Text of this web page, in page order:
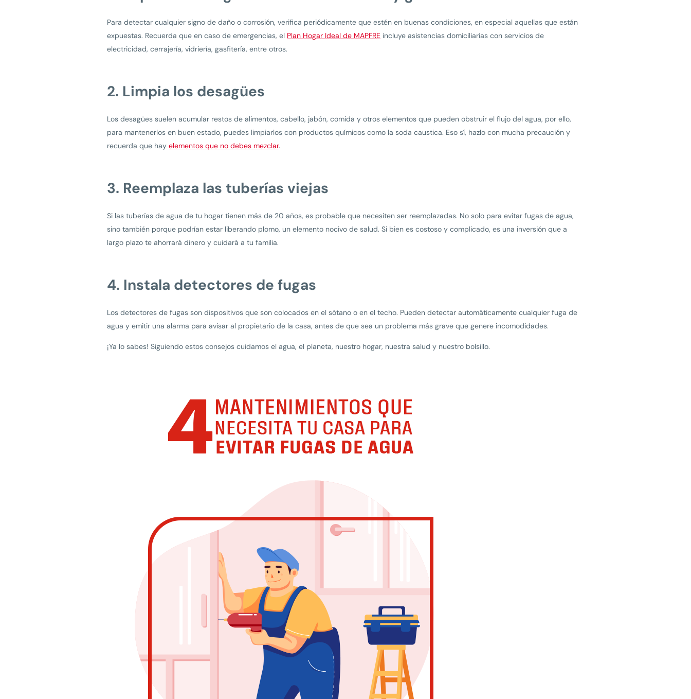
Para detectar cualquier signo de daño o corrosión, verifica periódicamente que estén en buenas condiciones, en especial aquellas que están
expuestas. Recuerda que en caso de emergencias, el Plan Hogar Ideal de MAPFRE incluye asistencias domiciliarias con servicios de
electricidad, cerrajería, vidriería, gasfitería, entre otros.
2. Limpia los desagües
Los desagües suelen acumular restos de alimentos, cabello, jabón, comida y otros elementos que pueden obstruir el flujo del agua, por ello,
para mantenerlos en buen estado, puedes limpiarlos con productos químicos como la soda caustica. Eso sí, hazlo con mucha precaución y
recuerda que hay elementos que no debes mezclar.
3. Reemplaza las tuberías viejas
Si las tuberías de agua de tu hogar tienen más de 20 años, es probable que necesiten ser reemplazadas. No solo para evitar fugas de agua,
sino también porque podrían estar liberando plomo, un elemento nocivo de salud. Si bien es costoso y complicado, es una inversión que a
largo plazo te ahorrará dinero y cuidará a tu familia.
4. Instala detectores de fugas
Los detectores de fugas son dispositivos que son colocados en el sótano o en el techo. Pueden detectar automáticamente cualquier fuga de
agua y emitir una alarma para avisar al propietario de la casa, antes de que sea un problema más grave que genere incomodidades.
¡Ya lo sabes! Siguiendo estos consejos cuidamos el agua, el planeta, nuestro hogar, nuestra salud y nuestro bolsillo.